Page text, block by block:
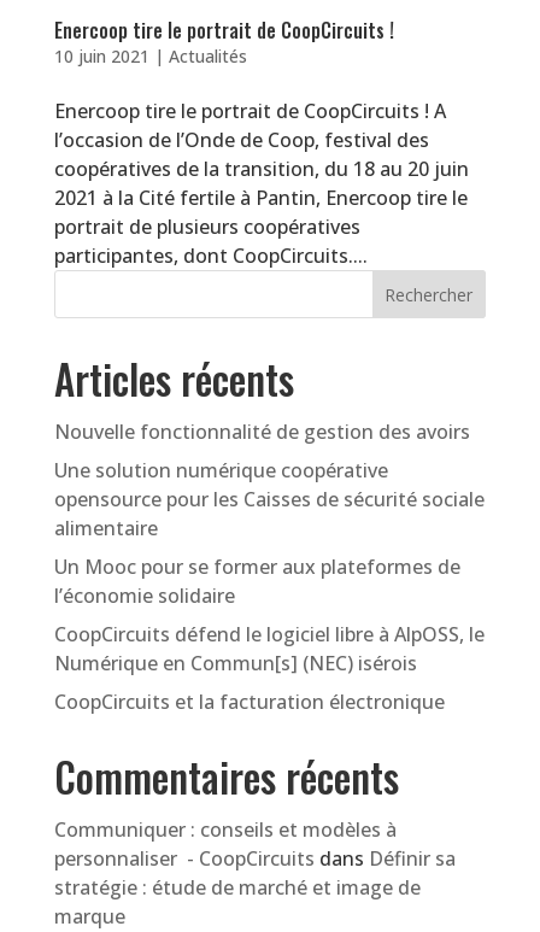
Enercoop tire le portrait de CoopCircuits !
10 juin 2021 | Actualités
Enercoop tire le portrait de CoopCircuits ! A
l’occasion de l’Onde de Coop, festival des
coopératives de la transition, du 18 au 20 juin
2021 à la Cité fertile à Pantin, Enercoop tire le
portrait de plusieurs coopératives
participantes, dont CoopCircuits....
Articles récents
Nouvelle fonctionnalité de gestion des avoirs
Une solution numérique coopérative
opensource pour les Caisses de sécurité sociale
alimentaire
Un Mooc pour se former aux plateformes de
l’économie solidaire
CoopCircuits défend le logiciel libre à AlpOSS, le
Numérique en Commun[s] (NEC) isérois
CoopCircuits et la facturation électronique
Commentaires récents
Communiquer : conseils et modèles à
personnaliser - CoopCircuits dans Définir sa
stratégie : étude de marché et image de
marque